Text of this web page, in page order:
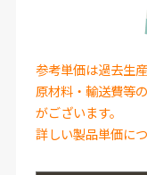
参考単価は過去生
原材料・輸送費等
がございます。
詳しい製品単価に